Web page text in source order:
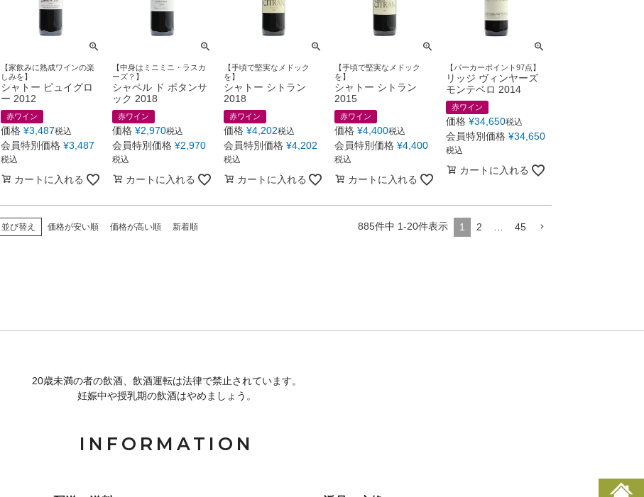
【家飲みに熟成ワインの楽
しみを】
シャトー ピュイグロ
ー 2012
赤ワイン
価格 ¥3,487税込
会員特別価格 ¥3,487
税込
カートに入れる
【中身はミニミニ・ラスカ
ーズ？】
シャペル ド ポタンサ
ック 2018
赤ワイン
価格 ¥2,970税込
会員特別価格 ¥2,970
税込
カートに入れる
【手頃で堅実なメドック
を】
シャトー シトラン
2018
赤ワイン
価格 ¥4,202税込
会員特別価格 ¥4,202
税込
カートに入れる
【手頃で堅実なメドック
を】
シャトー シトラン
2015
赤ワイン
価格 ¥4,400税込
会員特別価格 ¥4,400
税込
カートに入れる
【パーカーポイント97点】
リッジ ヴィンヤーズ
モンテベロ 2014
赤ワイン
価格 ¥34,650税込
会員特別価格 ¥34,650
税込
カートに入れる
並び替え 価格が安い順 価格が高い順 新着順 885件中 1-20件表示 1 2 45
20歳未満の者の飲酒、飲酒運転は法律で禁止されています。
妊娠中や授乳期の飲酒はやめましょう。
INFORMATION